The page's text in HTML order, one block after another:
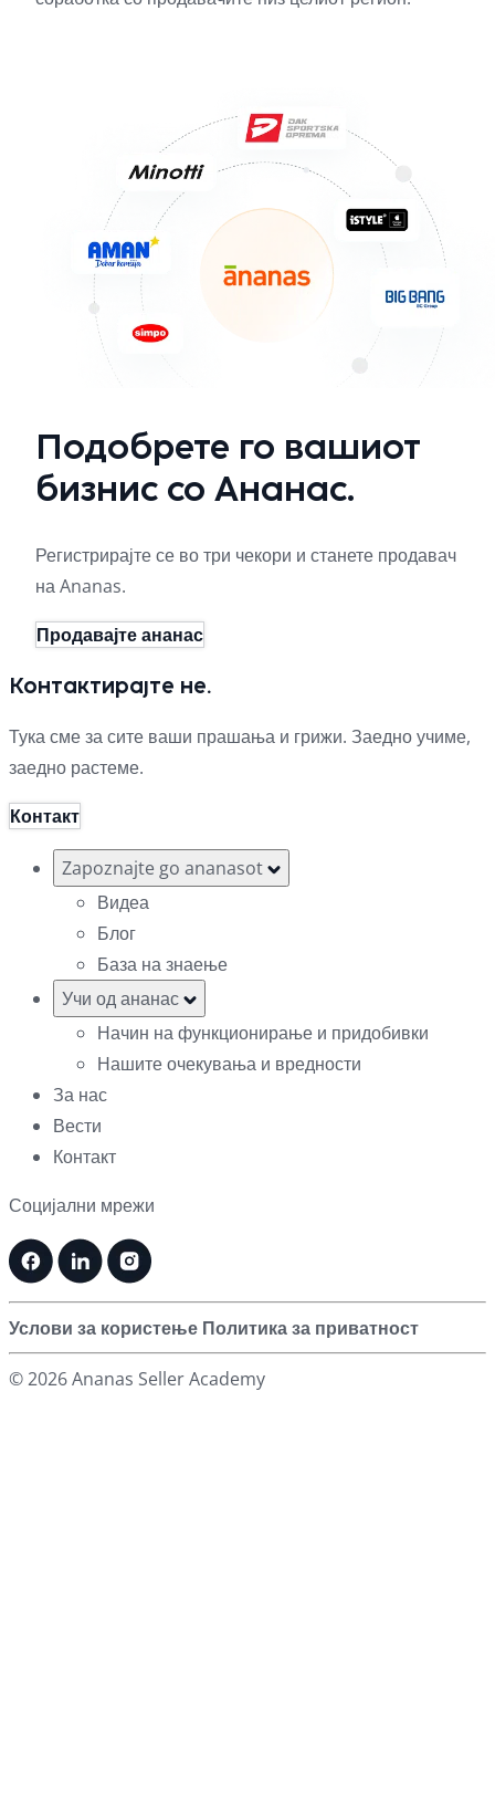
Подобрете го вашиот
бизнис со Ананас.
Регистрирајте се во три чекори и станете продавач
на Ananas.
Продавајте ананас
Контактирајте не.
Тука сме за сите ваши прашања и грижи. Заедно учиме,
заедно растеме.
Контакт
Zapoznajte go ananasot
Видеа
Блог
База на знаење
Учи од ананас
Начин на функционирање и придобивки
Нашите очекувања и вредности
За нас
Вести
Контакт
Социјални мрежи
Услови за користење Политика за приватност
© 2026 Ananas Seller Academy